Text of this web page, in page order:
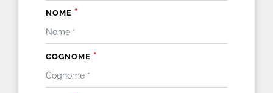
NOME *
COGNOME *